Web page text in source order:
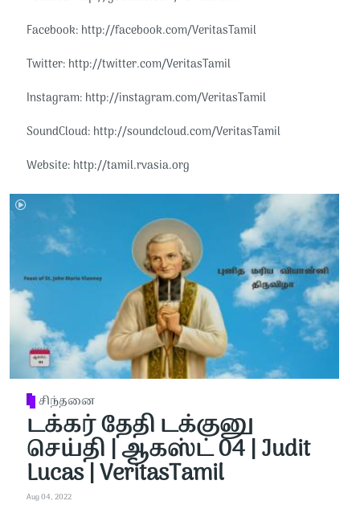
Facebook: http://facebook.com/VeritasTamil​​
Twitter: http://twitter.com/VeritasTamil​​
Instagram: http://instagram.com/VeritasTamil​​
SoundCloud: http://soundcloud.com/VeritasTamil​​
Website: http://tamil.rvasia.org
சிந்தனை
டக்கர் தேதி டக்குனு
செய்தி | ஆகஸ்ட் 04 | Judit
Lucas | VeritasTamil
Aug 04, 2022